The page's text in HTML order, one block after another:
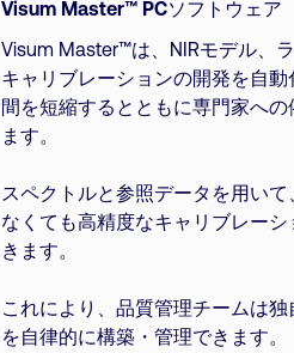
Visum Master™ PCソフトウェア
Visum Master™は、NIRモデル、ラ
キャリブレーションの開発を自動
間を短縮するとともに専門家への
ます。
スペクトルと参照データを用いて
なくても高精度なキャリブレー
きます。
これにより、品質管理チームは
を自律的に構築・管理できます。